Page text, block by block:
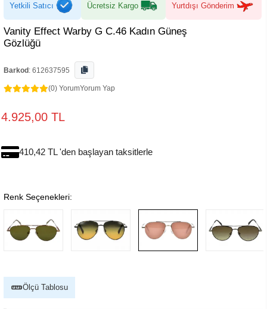
Yetkili Satıcı Ücretsiz Kargo Yurtdışı Gönderim
Vanity Effect Warby G C.46 Kadın Güneş
Gözlüğü
Barkod : 612637595
(0) YorumYorum Yap
4.925,00 TL
410,42 TL 'den başlayan taksitlerle
Renk Seçenekleri:
Ölçü Tablosu